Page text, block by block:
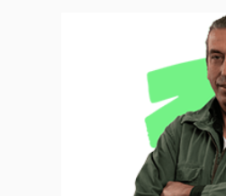
Dalbo Sonstige Landmaschinen
Düvelsdorf Landmaschinen
Düvelsdorf Walze
Güttler Walze Landwirtschaft /
Kerner Walze Landwirtschaft /